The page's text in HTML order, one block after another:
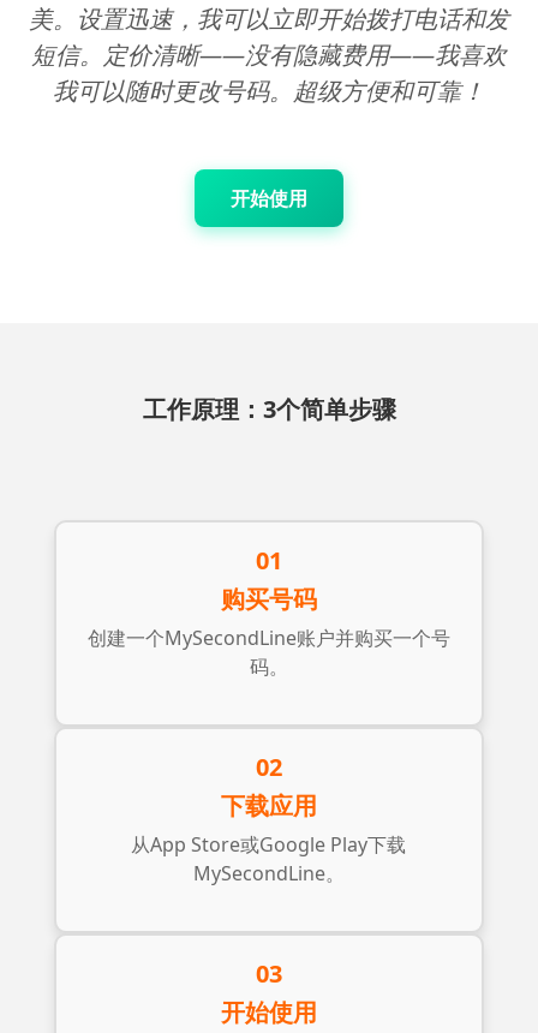
美。设置迅速，我可以立即开始拨打电话和发
短信。定价清晰——没有隐藏费用——我喜欢
我可以随时更改号码。超级方便和可靠！
开始使用
工作原理：3个简单步骤
01
购买号码
创建一个MySecondLine账户并购买一个号
码。
02
下载应用
从App Store或Google Play下载
MySecondLine。
03
开始使用